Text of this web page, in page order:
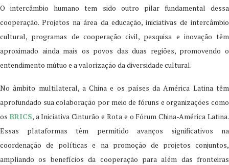
O intercâmbio humano tem sido outro pilar fundamental dessa
cooperação. Projetos na área da educação, iniciativas de intercâmbio
cultural, programas de cooperação civil, pesquisa e inovação têm
aproximado ainda mais os povos das duas regiões, promovendo o
entendimento mútuo e a valorização da diversidade cultural.
No âmbito multilateral, a China e os países da América Latina têm
aprofundado sua colaboração por meio de fóruns e organizações como
os BRICS, a Iniciativa Cinturão e Rota e o Fórum China-América Latina.
Essas plataformas têm permitido avanços significativos na
coordenação de políticas e na promoção de projetos conjuntos,
ampliando os benefícios da cooperação para além das fronteiras